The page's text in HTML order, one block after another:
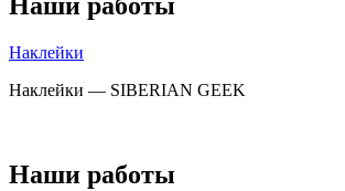
Наши работы
Наклейки
Наклейки — SIBERIAN GEEK
Наши работы